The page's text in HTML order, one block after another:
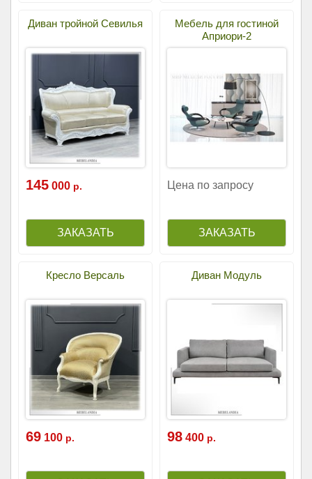
Диван тройной Севилья
145 000 р.
Мебель для гостиной
Априори-2
Цена по запросу
Кресло Версаль
69 100 р.
Диван Модуль
98 400 р.